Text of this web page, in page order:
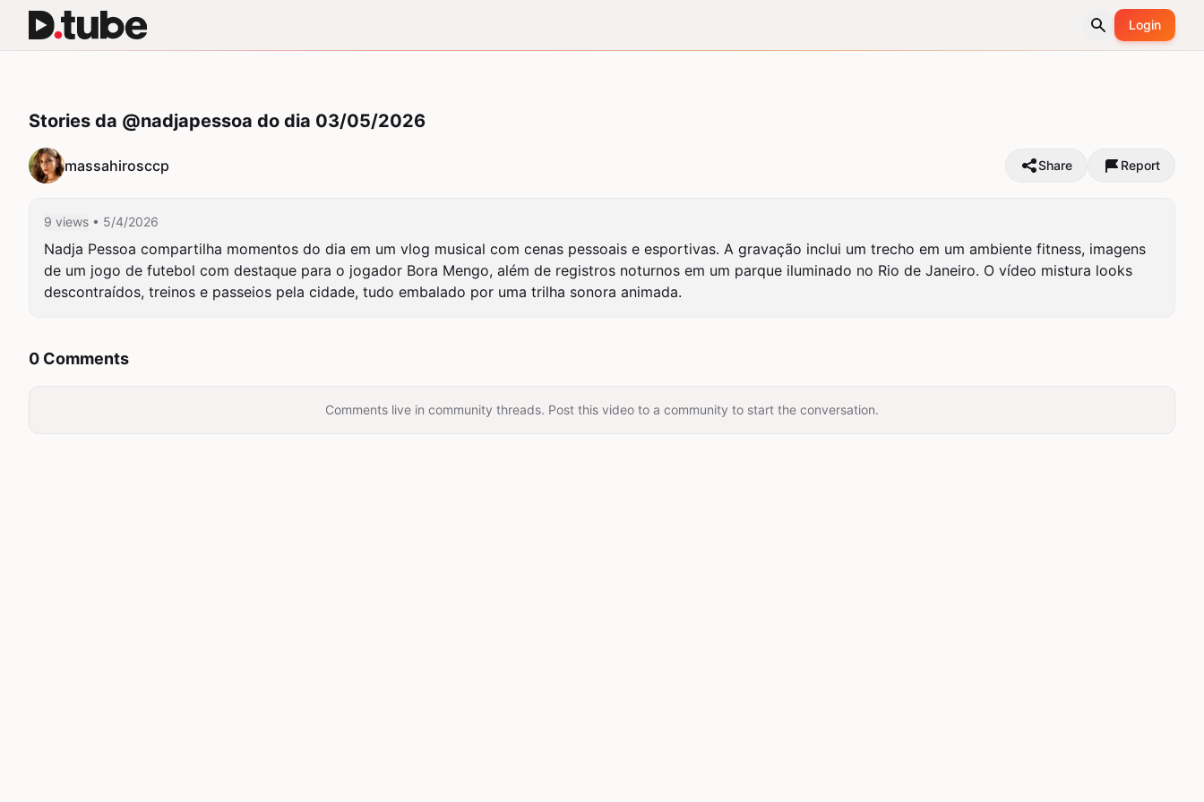
Login
Stories da @nadjapessoa do dia 03/05/2026
massahirosccp Share Report
9 views • 5/4/2026
Nadja Pessoa compartilha momentos do dia em um vlog musical com cenas pessoais e esportivas. A gravação inclui um trecho em um ambiente fitness, imagens
de um jogo de futebol com destaque para o jogador Bora Mengo, além de registros noturnos em um parque iluminado no Rio de Janeiro. O vídeo mistura looks
descontraídos, treinos e passeios pela cidade, tudo embalado por uma trilha sonora animada.
0 Comments
Comments live in community threads. Post this video to a community to start the conversation.